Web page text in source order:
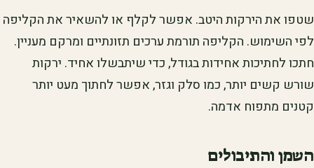
שטפו את הירקות היטב. אפשר לקלף או להשאיר את הקליפה
לפי השימוש. הקליפה תורמת ערכים תזונתיים ומרקם מעניין.
חתכו לחתיכות אחידות בגודל, כדי שיתבשלו אחיד. ירקות
שורש קשים יותר, כמו סלק וגזר, אפשר לחתוך מעט יותר
קטנים מתפוח אדמה.
השמן והתיבולים